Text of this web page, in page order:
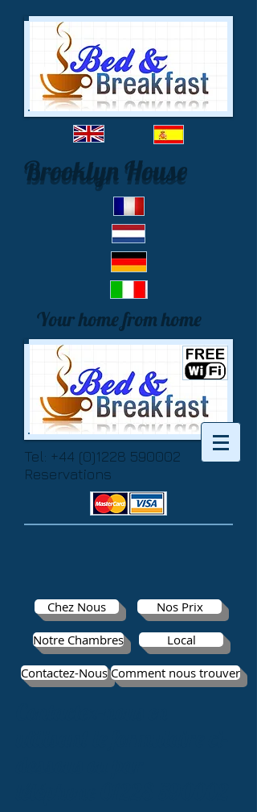
Brooklyn House
Your home from home
Tel: +44 (0)1228 590002
Reservations
Chez Nous Nos Prix
Notre Chambres Local
Contactez-Nous Comment nous trouver